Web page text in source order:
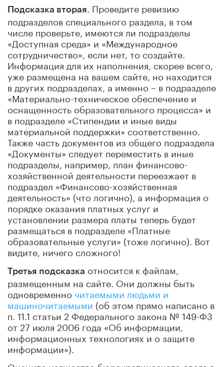
Подсказка вторая
. Проведите ревизию
подразделов специального раздела, в том
числе проверьте, имеются ли подразделы
«Доступная среда» и «Международное
сотрудничество», если нет, то создайте.
Информация для их наполнения, скорее всего,
уже размещена на вашем сайте, но находится
в других подразделах, а именно – в подразделе
«Материально-техническое обеспечение и
оснащенность образовательного процесса» и
в подразделе «Стипендии и иные виды
материальной поддержки» соответственно.
Также часть документов из общего подраздела
«Документы» следует переместить в иные
подразделы, например, план финансово-
хозяйственной деятельности переезжает в
подраздел «Финансово-хозяйственная
деятельность» (что логично), а информация о
порядке оказания платных услуг и
установлении размера платы теперь будет
размещаться в подразделе «Платные
образовательные услуги» (тоже логично). Вот
видите, ничего сложного!
Третья подсказка относится к файлам,
размещенным на сайте. Они должны быть
одновременно читаемыми людьми и
машиночитаемыми (об этом прямо написано в
п. 11.1 статьи 2 Федерального закона № 149-ФЗ
от 27 июля 2006 года «Об информации,
информационных технологиях и о защите
информации»).